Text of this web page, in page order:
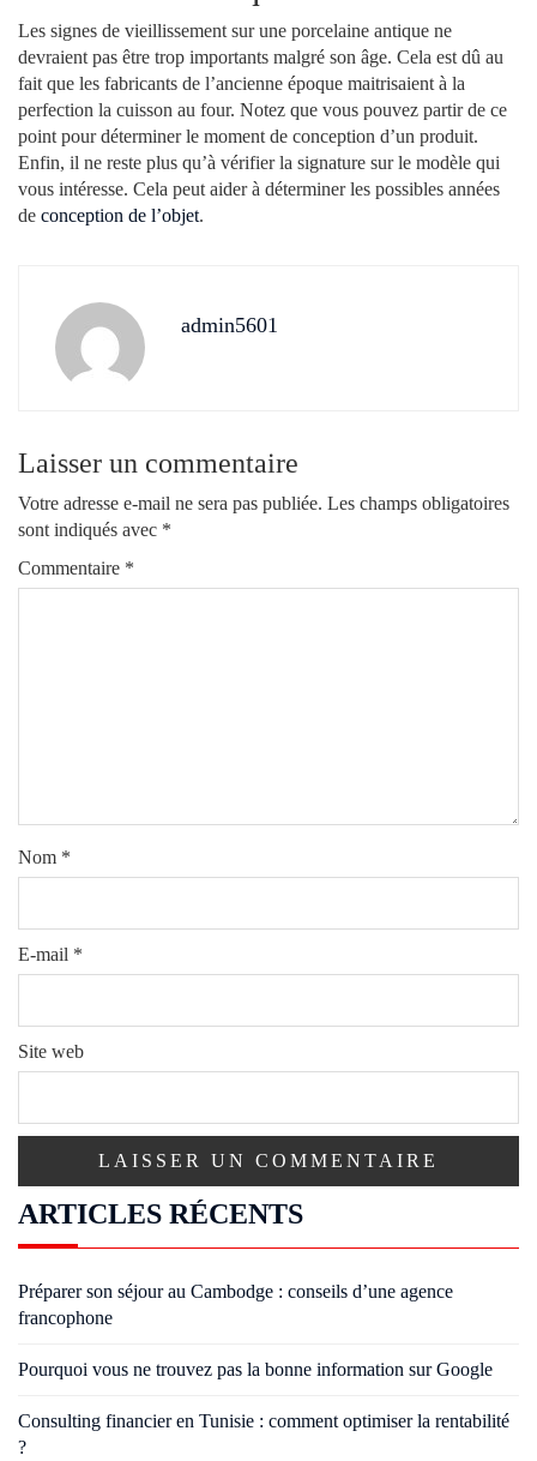
Les signes de vieillissement sur une porcelaine antique ne
devraient pas être trop importants malgré son âge. Cela est dû au
fait que les fabricants de l’ancienne époque maitrisaient à la
perfection la cuisson au four. Notez que vous pouvez partir de ce
point pour déterminer le moment de conception d’un produit.
Enfin, il ne reste plus qu’à vérifier la signature sur le modèle qui
vous intéresse. Cela peut aider à déterminer les possibles années
de conception de l’objet.
admin5601
Laisser un commentaire
Votre adresse e-mail ne sera pas publiée. Les champs obligatoires
sont indiqués avec *
Commentaire *
Nom *
E-mail *
Site web
ARTICLES RÉCENTS
Préparer son séjour au Cambodge : conseils d’une agence
francophone
Pourquoi vous ne trouvez pas la bonne information sur Google
Consulting financier en Tunisie : comment optimiser la rentabilité
?